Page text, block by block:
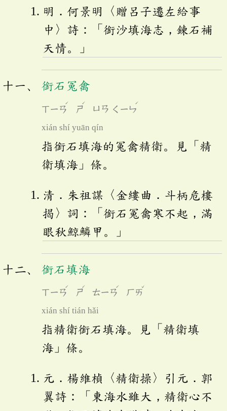
明．何景明〈贈呂子遷左給事
中〉詩：「銜沙填海志，鍊石補
天情。」
銜石冤禽
ㄒㄧㄢ
ˊ
ㄕ
ˊ
ㄩㄢ ㄑㄧㄣ
ˊ
xián shí yuān qín
指銜石填海的冤禽精衛。見「精
衛填海」條。
清．朱祖謀〈金縷曲．斗柄危樓
揭〉詞：「銜石冤禽寒不起，滿
眼秋鯨鱗甲。」
銜石填海
ㄒㄧㄢ
ˊ
ㄕ
ˊ
ㄊㄧㄢ
ˊ
ㄏㄞ
ˇ
xián shí tián hǎi
指精衛銜石填海。見「精衛填
海」條。
元．楊維楨〈精衛操〉引元．郭
翼詩：「東海水雖大，精衛心不